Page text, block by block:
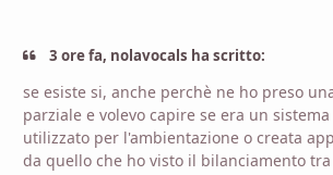
3 ore fa, nolavocals ha scritto:
se esiste si, anche perchè ne ho preso
parziale e volevo capire se era un
utilizzato per l'ambientazione o creata
da quello che ho visto il bilanciamento